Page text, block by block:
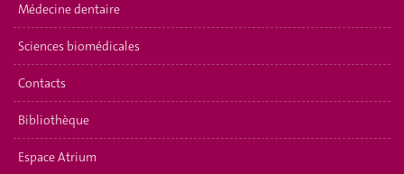
Médecine dentaire
Sciences biomédicales
Contacts
Bibliothèque
Espace Atrium